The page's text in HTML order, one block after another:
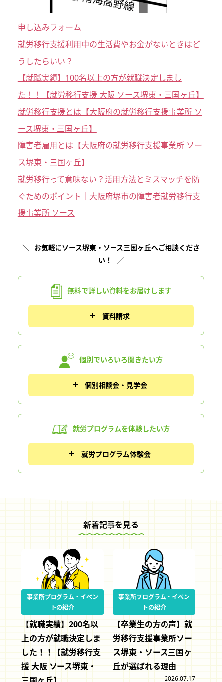
申し込みフォーム
就労移行支援利用中の生活費やお金がないときはど
うしたらいい？
【就職実績】100名以上の方が就職決定しまし
た！！【就労移行支援 大阪 ソース堺東・三国ヶ丘】
就労移行支援とは【大阪府の就労移行支援事業所 ソ
ース堺東・三国ヶ丘】
障害者雇用とは【大阪府の就労移行支援事業所 ソー
ス堺東・三国ヶ丘】
就労移行って意味ない？活用方法とミスマッチを防
ぐためのポイント｜大阪府堺市の障害者就労移行支
援事業所 ソース
お気軽にソース堺東・ソース三国ヶ丘へご相談くださ
い！
無料で詳しい資料をお届けします
資料請求
個別でいろいろ聞きたい方
個別相談会・見学会
就労プログラムを体験したい方
就労プログラム体験会
新着記事を見る
事業所プログラム・イベン
トの紹介
【就職実績】200名以
上の方が就職決定しま
した！！【就労移行支
援 大阪 ソース堺東・
事業所プログラム・イベン
トの紹介
【卒業生の方の声】就
労移行支援事業所ソー
ス堺東・ソース三国ヶ
丘が選ばれる理由
2026.07.17